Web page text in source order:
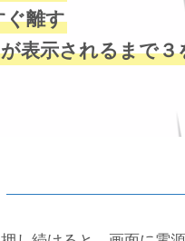
ぐ離す
表示されるまで３